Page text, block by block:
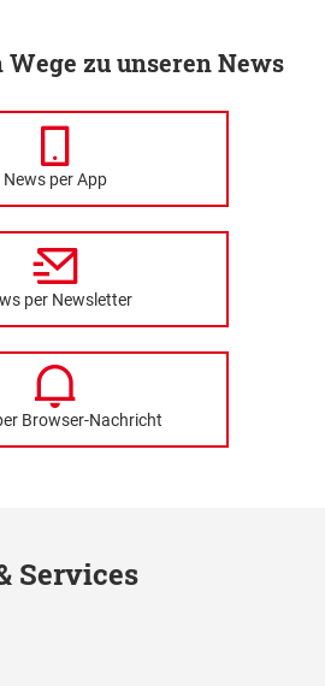
zu unseren News
News per App
per Newsletter
Browser-Nachricht
Services